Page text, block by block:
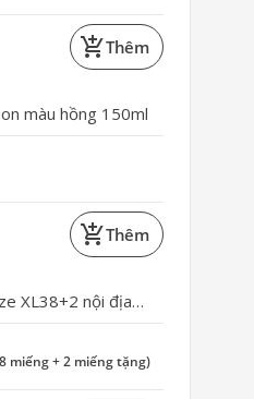
add_shopping_cartThêm
màu hồng 150ml
add_shopping_cartThêm
XL38+2 nội địa
miếng + 2 miếng tặng)